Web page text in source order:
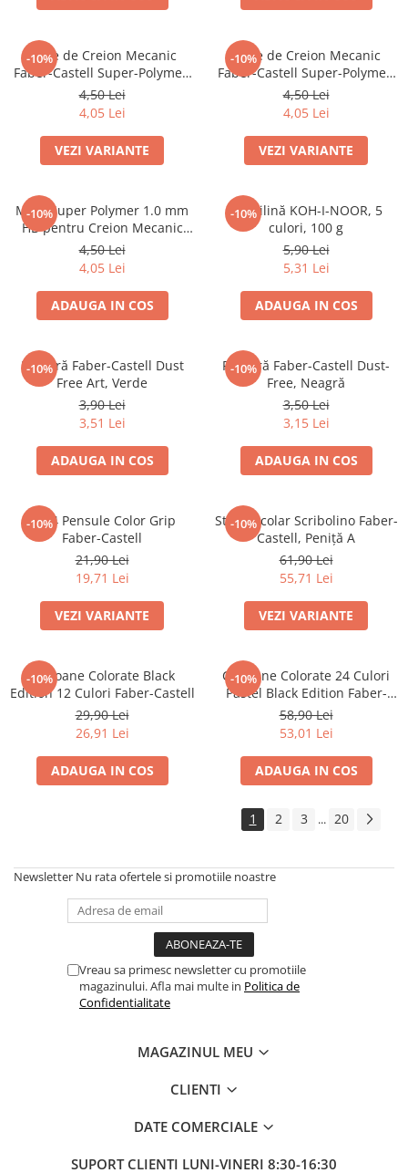
Mape
Penare
Penare cu doua compartimente
Penare cu trei compartimente
Penare cu un compartiment
Penare echipate
Pictură și desen
Accesorii pentru pictură
Creioane grafit și cărbune
Culori acrilice
Pensule
Plastilină
Tempera și Guașe
Tăiere și lipire
Foarfeci
-10%
Mine de Creion Mecanic
Faber-Castell Super-Polymer,
0,5 mm, HB/B, 12 Bucăți
4,50 Lei
4,05 Lei
VEZI VARIANTE
-10%
Mine de Creion Mecanic
Faber-Castell Super-Polymer,
0,7 mm, HB/B, 12 Bucăți
4,50 Lei
4,05 Lei
VEZI VARIANTE
-10%
Mine Super Polymer 1.0 mm
HB pentru Creion Mecanic
Faber-Castell
4,50 Lei
4,05 Lei
ADAUGA IN COS
-10%
Plastilină KOH-I-NOOR, 5
culori, 100 g
5,90 Lei
5,31 Lei
ADAUGA IN COS
-10%
Radieră Faber-Castell Dust
Free Art, Verde
3,90 Lei
3,51 Lei
ADAUGA IN COS
-10%
Radieră Faber-Castell Dust-
Free, Neagră
3,50 Lei
3,15 Lei
ADAUGA IN COS
-10%
Set 4 Pensule Color Grip
Faber-Castell
21,90 Lei
19,71 Lei
VEZI VARIANTE
-10%
Stilou Școlar Scribolino Faber-
Castell, Peniță A
61,90 Lei
55,71 Lei
VEZI VARIANTE
-10%
Creioane Colorate Black
Edition 12 Culori Faber-Castell
29,90 Lei
26,91 Lei
ADAUGA IN COS
-10%
Creioane Colorate 24 Culori
Pastel Black Edition Faber-
Castell
58,90 Lei
53,01 Lei
ADAUGA IN COS
1 2 3 ... 20
Newsletter Nu rata ofertele si promotiile noastre
Vreau sa primesc newsletter cu promotiile
magazinului. Afla mai multe in Politica de
Confidentialitate
MAGAZINUL MEU
CLIENTI
DATE COMERCIALE
SUPORT CLIENTI LUNI-VINERI 8:30-16:30